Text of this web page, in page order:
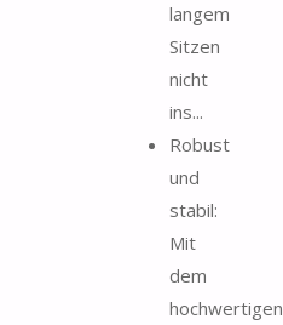
langem
Sitzen
nicht
ins...
Robust
und
stabil:
Mit
dem
hochwertigen